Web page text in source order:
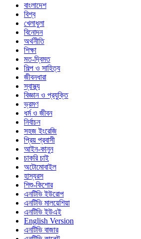
বাংলাদেশ
বিশ্ব
খেলাধুলা
বিনোদন
অর্থনীতি
শিক্ষা
মত-দ্বিমত
শিল্প ও সাহিত্য
জীবনধারা
স্বাস্থ্য
বিজ্ঞান ও প্রযুক্তি
ভ্রমণ
ধর্ম ও জীবন
নির্বাচন
সহজ ইংরেজি
প্রিয় প্রবাসী
আইন-কানুন
চাকরি চাই
অটোমোবাইল
হাস্যরস
শিশু-কিশোর
এনটিভি ইউরোপ
এনটিভি মালয়েশিয়া
এনটিভি ইউএই
English Version
এনটিভি বাজার